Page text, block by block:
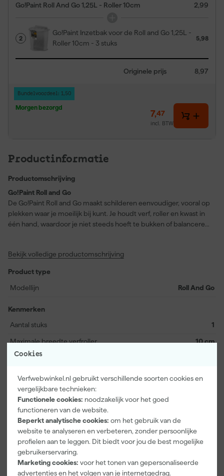
Cookies
Verfwebwinkel.nl gebruikt verschillende soorten cookies en
vergelijkbare technieken:
Functionele cookies: noodzakelijk voor het goed
functioneren van de website.
Beperkt analytische cookies: om het gebruik van de
website te analyseren en verbeteren, zonder persoonlijke
profielen aan te leggen. Dit biedt voor jou de best mogelijke
gebruikerservaring.
Marketing cookies: voor het tonen van gepersonaliseerde
advertenties en het volgen van je internetgedrag.
Go!Paint Roll And Go 1,25L - Roller 10cm 2,99
2
Go!Paint Inzetbak voor de Roll and Go 1,25L -
Roller 10cm - 3 stuks
5,98
Originele prijs 8,97
Bundelvoordeel: 1,50
Morgen bezorgd
7,47
incl. BTW
Productinformatie
Productomschrijving
Go!Paint Roll and Go
De Go!Paint Roll and Go maakt schilderen eenvoudiger, vooral op
plekken waar je moeilijk bij kunt. Je houdt verf, roller en kwast in
één hand, waardoor je niet steeds hoeft te bukken of balanceren
overtollige verf direct teruglopen in het reservoir. Wisselen tussen
terwijl je de ander gebruikt. Dankzij de wegwerpliners werk je
schoon en efficiënt en bewaar je alles makkelijk tot de volgende
Bekijk volledige productomschrijving
Product type
Modellijn
Roll And Go
Kenmerken
Aantal stuks
1
Maximale breedte verfroller 10 cm
Vaak gekocht met